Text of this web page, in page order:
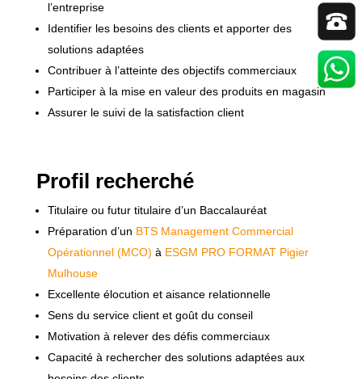
l’entreprise
Identifier les besoins des clients et apporter des
solutions adaptées
Contribuer à l’atteinte des objectifs commerciaux
Participer à la mise en valeur des produits en magasin
Assurer le suivi de la satisfaction client
Profil recherché
Titulaire ou futur titulaire d’un Baccalauréat
Préparation d’un BTS Management Commercial
Opérationnel (MCO) à ESGM PRO FORMAT Pigier
Mulhouse
Excellente élocution et aisance relationnelle
Sens du service client et goût du conseil
Motivation à relever des défis commerciaux
Capacité à rechercher des solutions adaptées aux